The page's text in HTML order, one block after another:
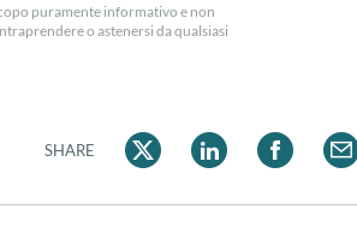
puramente informativo e non
o astenersi da qualsiasi
SHARE